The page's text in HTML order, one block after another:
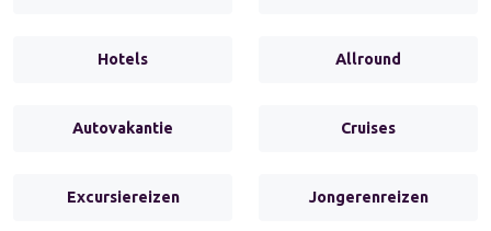
Hotels Allround
Autovakantie Cruises
Excursiereizen Jongerenreizen